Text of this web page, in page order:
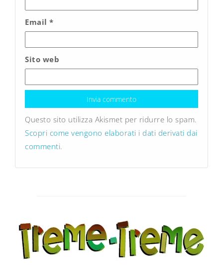
Email *
Sito web
Questo sito utilizza Akismet per ridurre lo spam.
Scopri come vengono elaborati i dati derivati dai
commenti.